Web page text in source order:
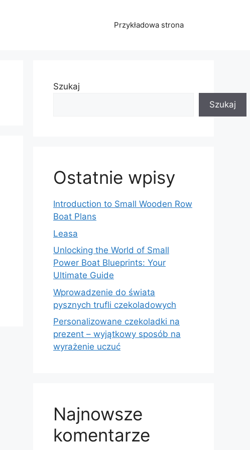
Przykładowa strona
Szukaj
Szukaj
Ostatnie wpisy
Introduction to Small Wooden Row
Boat Plans
Leasa
Unlocking the World of Small
Power Boat Blueprints: Your
Ultimate Guide
Wprowadzenie do świata
pysznych trufli czekoladowych
Personalizowane czekoladki na
prezent – wyjątkowy sposób na
wyrażenie uczuć
Najnowsze
komentarze